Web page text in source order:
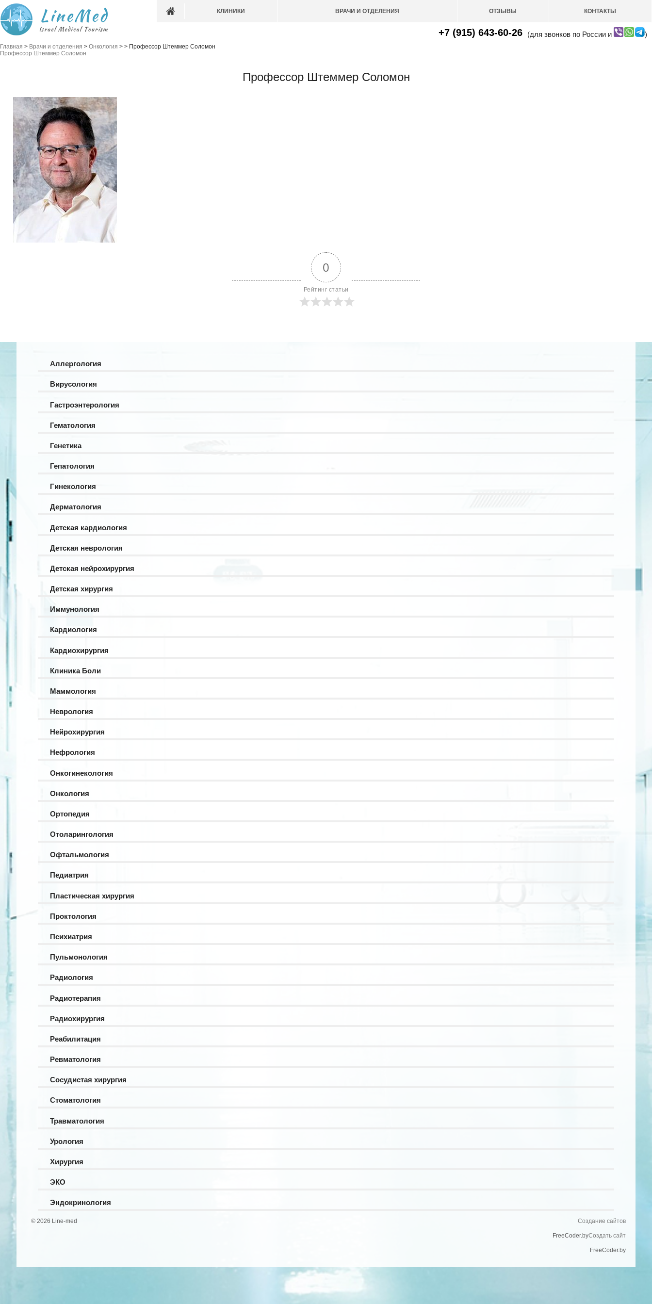
КЛИНИКИ ВРАЧИ И ОТДЕЛЕНИЯ ОТЗЫВЫ КОНТАКТЫ
+7 (915) 643-60-26 (для звонков по России и )
Главная > Врачи и отделения > Онкология >
Профессор Штеммер Соломон
> Профессор Штеммер Соломон
Профессор Штеммер Соломон
0
Рейтинг статьи
Аллергология
Вирусология
Гастроэнтерология
Гематология
Генетика
Гепатология
Гинекология
Дерматология
Детская кардиология
Детская неврология
Детская нейрохирургия
Детская хирургия
Иммунология
Кардиология
Кардиохирургия
Клиника Боли
Маммология
Неврология
Нейрохирургия
Нефрология
Онкогинекология
Онкология
Ортопедия
Отоларингология
Офтальмология
Педиатрия
Пластическая хирургия
Проктология
Психиатрия
Пульмонология
Радиология
Радиотерапия
Радиохирургия
Реабилитация
Ревматология
Сосудистая хирургия
Стоматология
Травматология
Урология
Хирургия
ЭКО
Эндокринология
© 2026 Line-med Создание сайтов
FreeCoder.byСоздать сайт
FreeCoder.by